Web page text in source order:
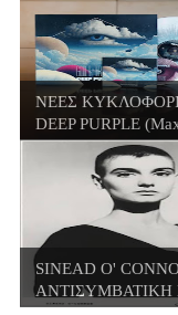
ΝΕΕΣ
DEEP PURPLE
SINEAD O'
ΑΝΤΙΣΥΜΒΑΤΙΚΗ